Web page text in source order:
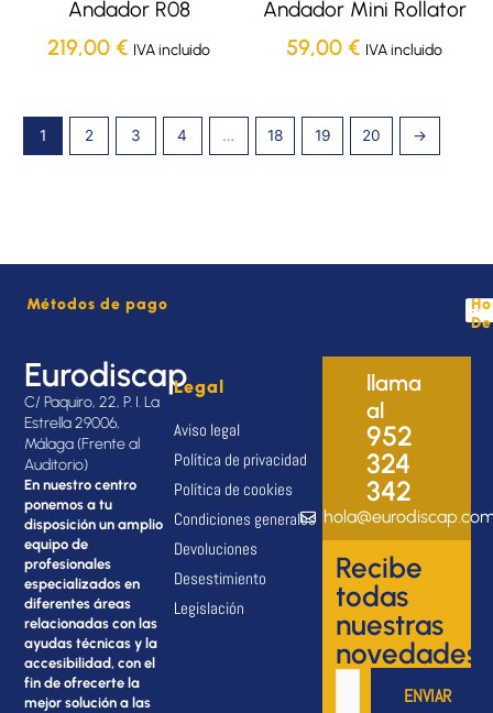
Andador R08
219,00 € IVA incluido
Andador Mini Rollator
59,00 € IVA incluido
1 2 3 4 … 18 19 20 →
Métodos de pago
Eurodiscap
C/ Paquiro, 22, P. I. La
Estrella 29006,
Málaga (Frente al
Auditorio)
En nuestro centro
ponemos a tu
disposición un amplio
equipo de
profesionales
especializados en
diferentes áreas
relacionadas con las
ayudas técnicas y la
accesibilidad, con el
fin de ofrecerte la
mejor solución a las
Legal
Aviso legal
Política de privacidad
Política de cookies
Condiciones generales
Devoluciones
Desestimiento
Legislación
llama
al
952
324
342
Recibe
todas
nuestras
novedades